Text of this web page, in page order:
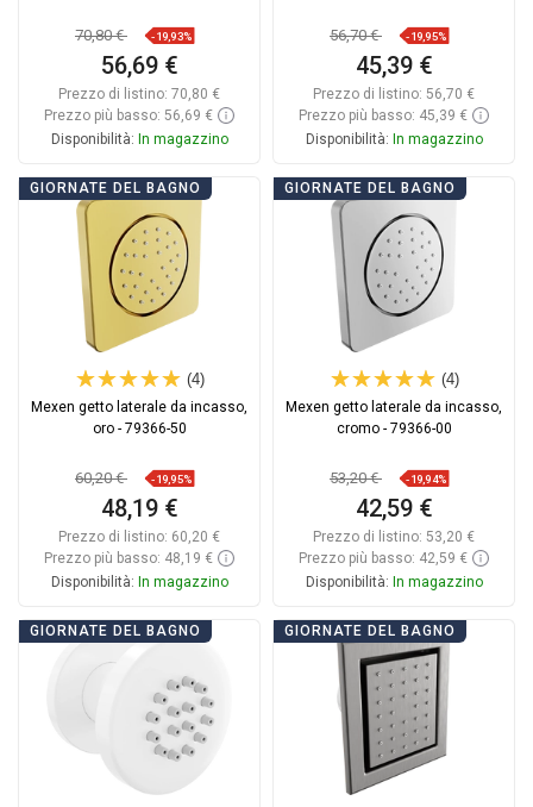
70,80 € -19,93%
56,69 €
Prezzo di listino: 70,80 €
Prezzo più basso: 56,69 €
Disponibilità: In magazzino
Aggiungi al carrello
favorite_border Preferito
Confrontare
56,70 € -19,95%
45,39 €
Prezzo di listino: 56,70 €
Prezzo più basso: 45,39 €
Disponibilità: In magazzino
Aggiungi al carrello
favorite_border Preferito
Confrontare
GIORNATE DEL BAGNO
(4)
Mexen getto laterale da incasso,
oro - 79366-50
60,20 € -19,95%
48,19 €
Prezzo di listino: 60,20 €
Prezzo più basso: 48,19 €
Disponibilità: In magazzino
Aggiungi al carrello
GIORNATE DEL BAGNO
(4)
Mexen getto laterale da incasso,
cromo - 79366-00
53,20 € -19,94%
42,59 €
Prezzo di listino: 53,20 €
Prezzo più basso: 42,59 €
Disponibilità: In magazzino
Aggiungi al carrello
favorite_border Preferito
Confrontare
GIORNATE DEL BAGNO GIORNATE DEL BAGNO